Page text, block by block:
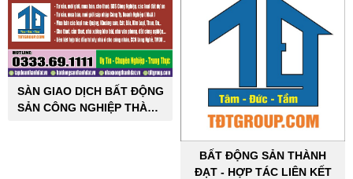
SÀN GIAO DỊCH BẤT ĐỘNG
SẢN CÔNG NGHIỆP THÀNH
BẤT ĐỘNG SẢN THÀNH
ĐẠT - HỢP TÁC LIÊN KẾT